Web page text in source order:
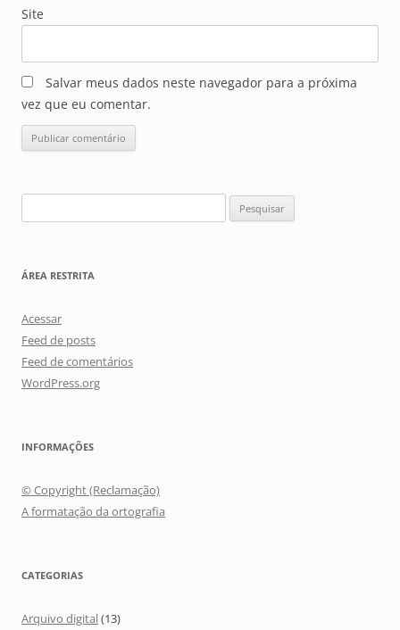
Site
Salvar meus dados neste navegador para a próxima
vez que eu comentar.
por:
ÁREA RESTRITA
Acessar
Feed de posts
Feed de comentários
WordPress.org
INFORMAÇÕES
© Copyright (Reclamação)
A formatação da ortografia
CATEGORIAS
Arquivo digital(13)